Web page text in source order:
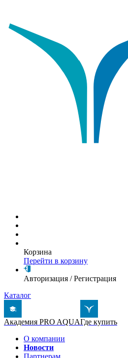
Корзина
Перейти в корзину
Авторизация /Регистрация
Каталог
Академия PRO AQUAГде купить
О компании
Новости